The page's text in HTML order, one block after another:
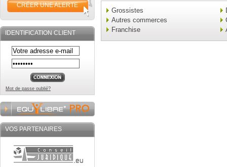
CRÉER UNE ALERTE
IDENTIFICATION CLIENT
Mot de passe oublié?
VOS PARTENAIRES
Grossistes
Autres commerces
Franchise